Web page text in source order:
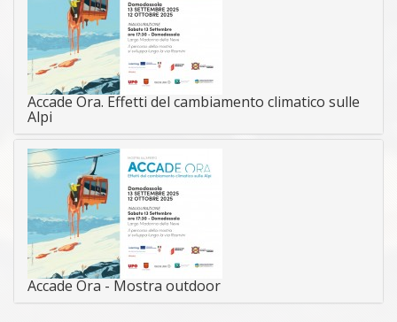
Accade Ora. Effetti del cambiamento climatico sulle
Alpi
Accade Ora - Mostra outdoor